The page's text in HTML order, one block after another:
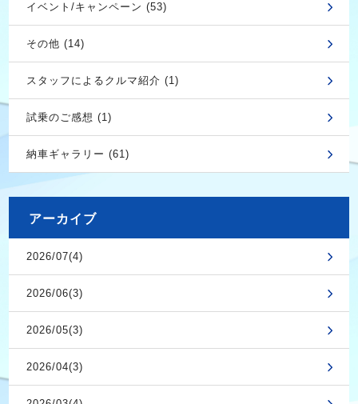
イベント/キャンペーン (53)
その他 (14)
スタッフによるクルマ紹介 (1)
試乗のご感想 (1)
納車ギャラリー (61)
アーカイブ
2026/07(4)
2026/06(3)
2026/05(3)
2026/04(3)